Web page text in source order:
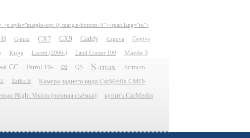
style="margin-top: 0; margin-bottom: 0"><span lang="ru">
C-max CX7 CX9 Caddy Captiva Captiva
Kuga Lacetti (2006-) Land Cruiser 100
Mazda 3
CC Patrol 10- Q3 Q5 S-max Scirocco
Zafira B
Камера заднего вида CarMedia CMD-
Night Vision (ночная съёмка)
купить CarMedia